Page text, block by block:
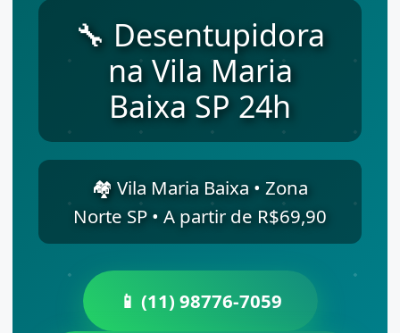
🔧 Desentupidora
na Vila Maria
Baixa SP 24h
🏘️ Vila Maria Baixa • Zona
Norte SP • A partir de R$69,90
📱 (11) 98776-7059